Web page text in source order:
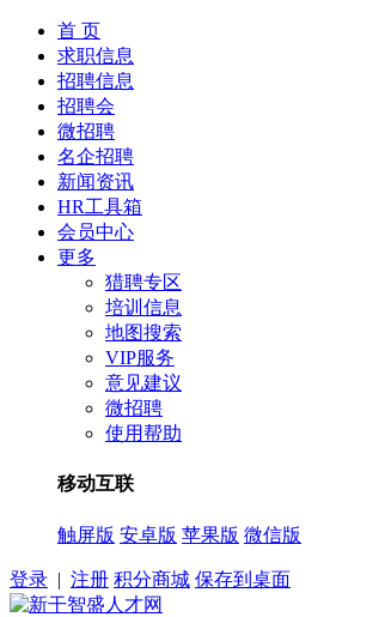
首 页
求职信息
招聘信息
招聘会
微招聘
名企招聘
新闻资讯
HR工具箱
会员中心
更多
猎聘专区
培训信息
地图搜索
VIP服务
意见建议
微招聘
使用帮助
移动互联
触屏版 安卓版 苹果版 微信版
登录 | 注册 积分商城 保存到桌面